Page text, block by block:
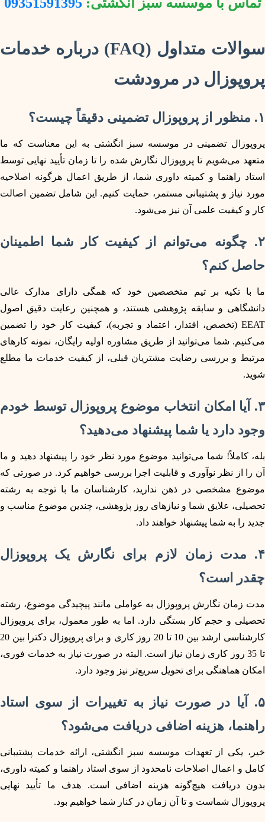
تماس با موسسه سبز انگشتی:09351591395
سوالات متداول (FAQ) درباره خدمات
پروپوزال در مرودشت
۱. منظور از پروپوزال تضمینی دقیقاً چیست؟
پروپوزال تضمینی در موسسه سبز انگشتی به این معناست که ما
متعهد می‌شویم تا پروپوزال نگارش شده را تا زمان تأیید نهایی توسط
استاد راهنما و کمیته داوری شما، از طریق اعمال هرگونه اصلاحیه
مورد نیاز و پشتیبانی مستمر، حمایت کنیم. این شامل تضمین اصالت
کار و کیفیت علمی آن نیز می‌شود.
۲. چگونه می‌توانم از کیفیت کار شما اطمینان
حاصل کنم؟
ما با تکیه بر تیم متخصصین خود که همگی دارای مدارک عالی
دانشگاهی و سابقه پژوهشی هستند، و همچنین رعایت دقیق اصول
EEAT (تخصص، اقتدار، اعتماد و تجربه)، کیفیت کار خود را تضمین
می‌کنیم. شما می‌توانید از طریق مشاوره اولیه رایگان، نمونه کارهای
مرتبط و بررسی رضایت مشتریان قبلی، از کیفیت خدمات ما مطلع
شوید.
۳. آیا امکان انتخاب موضوع پروپوزال توسط خودم
وجود دارد یا شما پیشنهاد می‌دهید؟
بله، کاملاً! شما می‌توانید موضوع مورد نظر خود را پیشنهاد دهید و ما
آن را از نظر نوآوری و قابلیت اجرا بررسی خواهیم کرد. در صورتی که
موضوع مشخصی در ذهن ندارید، کارشناسان ما با توجه به رشته
تحصیلی، علایق شما و نیازهای روز پژوهشی، چندین موضوع مناسب و
جدید را به شما پیشنهاد خواهند داد.
۴. مدت زمان لازم برای نگارش یک پروپوزال
چقدر است؟
مدت زمان نگارش پروپوزال به عواملی مانند پیچیدگی موضوع، رشته
تحصیلی و حجم کار بستگی دارد. اما به طور معمول، برای پروپوزال
کارشناسی ارشد بین 10 تا 20 روز کاری و برای پروپوزال دکترا بین 20
تا 35 روز کاری زمان نیاز است. البته در صورت نیاز به خدمات فوری،
امکان هماهنگی برای تحویل سریع‌تر نیز وجود دارد.
۵. آیا در صورت نیاز به تغییرات از سوی استاد
راهنما، هزینه اضافی دریافت می‌شود؟
خیر، یکی از تعهدات موسسه سبز انگشتی، ارائه خدمات پشتیبانی
کامل و اعمال اصلاحات نامحدود از سوی استاد راهنما و کمیته داوری،
بدون دریافت هیچ‌گونه هزینه اضافی است. هدف ما تأیید نهایی
پروپوزال شماست و تا آن زمان در کنار شما خواهیم بود.